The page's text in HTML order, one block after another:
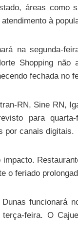
áreas como
à
na segunda-
Shopping
fechada no
RN, Sine RN,
para
por canais digitais.
o feriado
funcionará
feira. O